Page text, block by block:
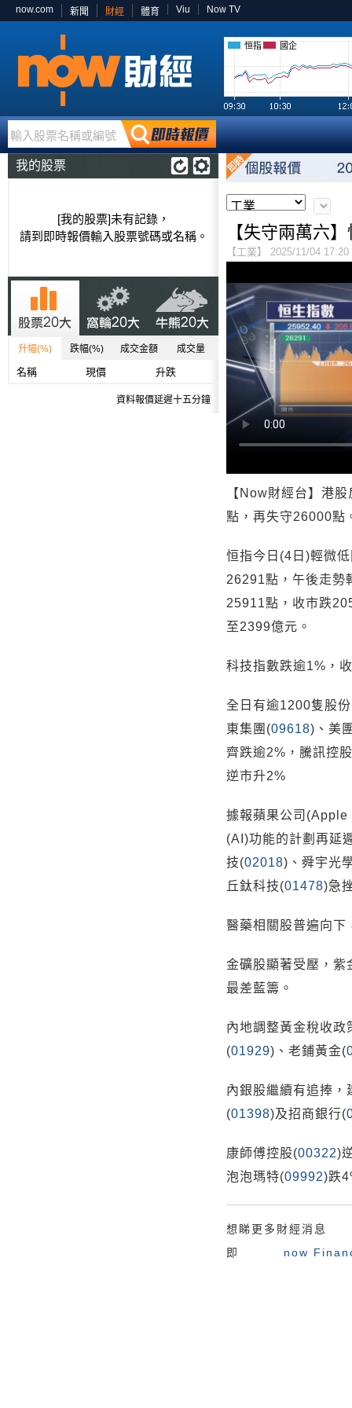
now.com 新聞 財經 體育 Viu Now TV
恒指 國企
輸入股票名稱或編號
我的股票
[我的股票]未有記錄，
請到即時報價輸入股票號碼或名稱。
升幅(%) 跌幅(%) 成交金額 成交量
名稱 現價 升跌
資料報價延遲十五分鐘
【失守兩萬六
【工業】 2025/11/04 17:20
【Now財經台】港
點，再失守26000點
恒指今日(4日)輕微
26291點，午後走勢
25911點，收市跌
至2399億元。
科技指數跌逾1%，
全日有逾1200隻股
東集團(09618)、美
齊跌逾2%，騰訊控
逆市升2%
據報蘋果公司(Apple
(AI)功能的計劃再延
技(02018)、舜宇光
丘鈦科技(01478)急
醫藥相關股普遍向下
金礦股顯著受壓，紫
最差藍籌。
內地調整黃金稅收政
(01929)、老鋪黃金(
內銀股繼續有追捧，
(01398)及招商銀行(
康師傅控股(00322)
泡泡瑪特(09992)跌
想睇更多財經消息
即
now